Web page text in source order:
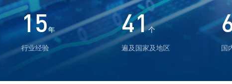
15年
行业经验
41个
遍及国家及地区
国